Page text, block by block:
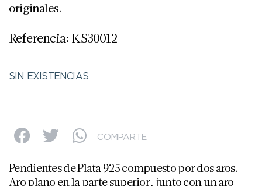
originales.
Referencia: KS30012
SIN EXISTENCIAS
COMPARTE
Pendientes de Plata 925 compuesto por dos aros.
Aro plano en la parte superior, junto con un aro